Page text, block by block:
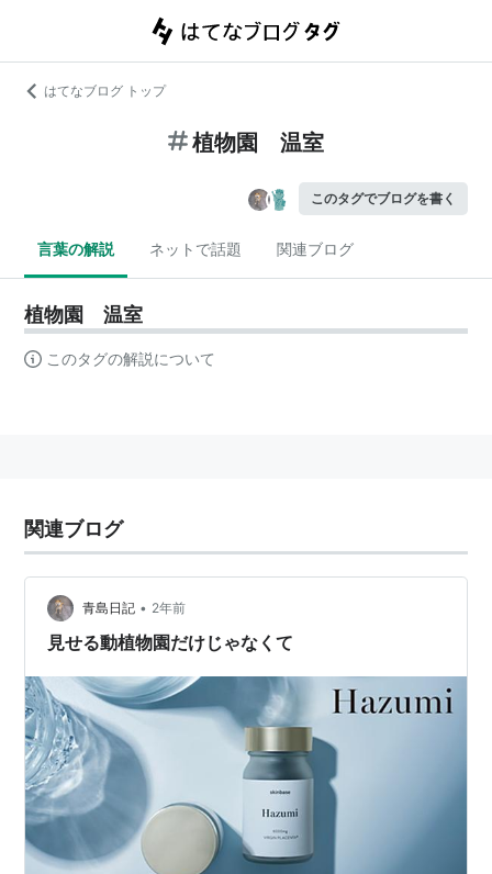
はてなブログ トップ
植物園 温室
このタグでブログを書く
言葉の解説 ネットで話題 関連ブログ
植物園 温室
このタグの解説について
関連ブログ
青島日記 • 2年前
見せる動植物園だけじゃなくて